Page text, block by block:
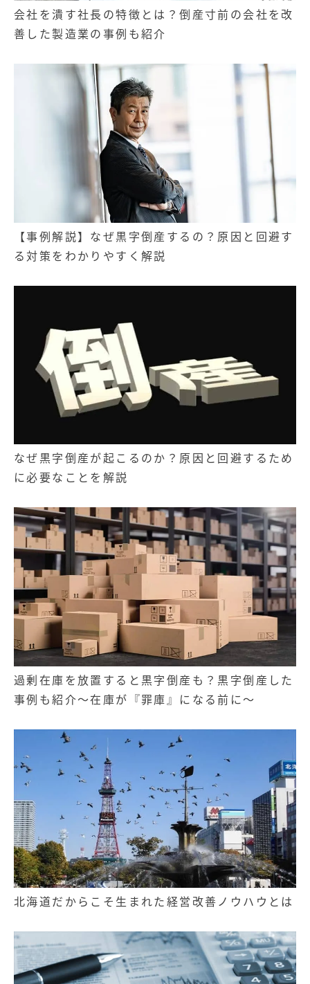
記事
会社を潰す社長の特徴とは？倒産寸前の会社を改
善した製造業の事例も紹介
【事例解説】なぜ黒字倒産するの？原因と回避す
る対策をわかりやすく解説
なぜ黒字倒産が起こるのか？原因と回避するため
に必要なことを解説
過剰在庫を放置すると黒字倒産も？黒字倒産した
事例も紹介～在庫が『罪庫』になる前に～
北海道だからこそ生まれた経営改善ノウハウとは